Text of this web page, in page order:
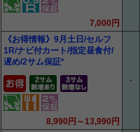
7,000円
《お得情報》9月土日/セルフ
1R/ナビ付カート/指定昼食付/
遅め/2サム保証*
8,990円～13,990円
-